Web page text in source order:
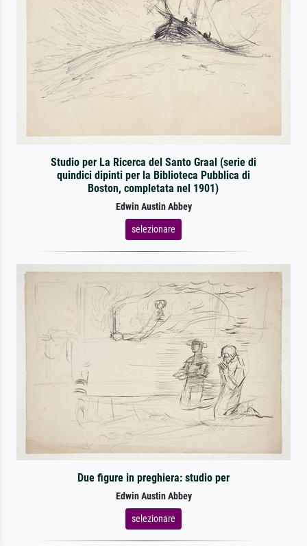
Studio per La Ricerca del Santo Graal (serie di
quindici dipinti per la Biblioteca Pubblica di
Boston, completata nel 1901)
Edwin Austin Abbey
selezionare
Due figure in preghiera: studio per
Edwin Austin Abbey
selezionare